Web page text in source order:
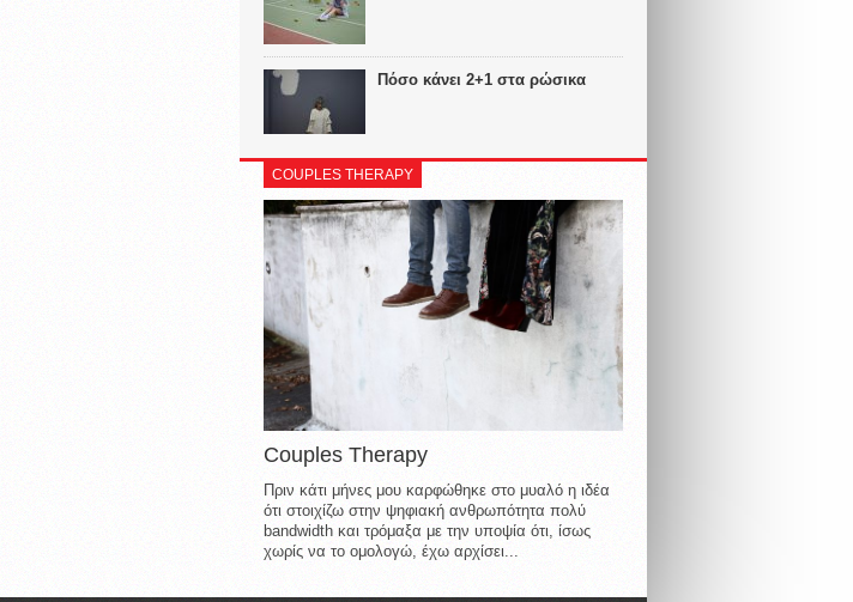
Πόσο κάνει 2+1 στα ρώσικα
COUPLES THERAPY
Couples Therapy
Πριν κάτι μήνες μου καρφώθηκε στο μυαλό η ιδέα
ότι στοιχίζω στην ψηφιακή ανθρωπότητα πολύ
bandwidth και τρόμαξα με την υποψία ότι, ίσως
χωρίς να το ομολογώ, έχω αρχίσει...